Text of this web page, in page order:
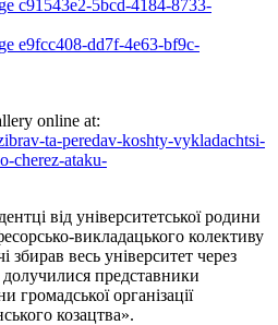
online at:
ta-peredav-koshty-vykladachtsi-
cherez-ataku-
від університетської родини
викладацького колективу
весь університет через
представники
громадської організації
козацтва».